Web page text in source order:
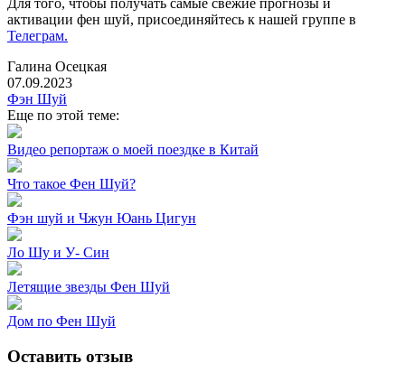
Для того, чтобы получать самые свежие прогнозы и
активации фен шуй, присоединяйтесь к нашей группе в
Телеграм.
Галина Осецкая
07.09.2023
Фэн Шуй
Еще по этой теме:
Видео репортаж о моей поездке в Китай
Что такое Фен Шуй?
Фэн шуй и Чжун Юань Цигун
Ло Шу и У- Син
Летящие звезды Фен Шуй
Дом по Фен Шуй
Оставить отзыв